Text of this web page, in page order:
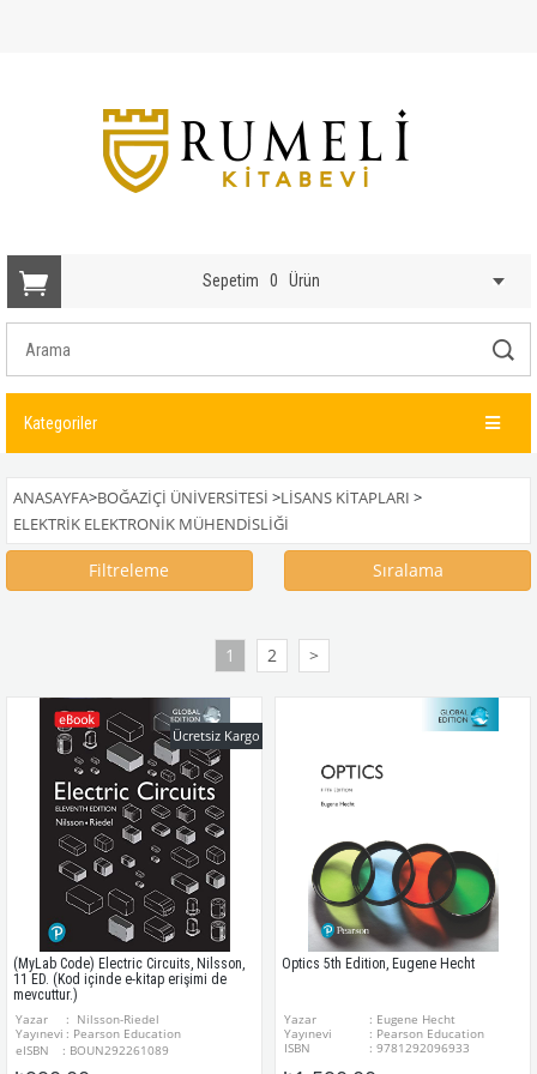
Sepetim 0 Ürün
Kategoriler
ANASAYFA>BOĞAZİÇİ ÜNİVERSİTESİ >LISANS KITAPLARI >
ELEKTRIK ELEKTRONIK MÜHENDISLIĞI
Filtreleme Sıralama
1 2 >
(MyLab Code) Electric Circuits, Nilsson,
11 ED. (Kod içinde e-kitap erişimi de
mevcuttur.)
Yazar
: Nilsson-Riedel
Yayınevi : Pearson Education
eISBN
: BOUN292261089
Ücretsiz Kargo
Optics 5th Edition, Eugene Hecht
Yazar
: Eugene Hecht
Yayınevi
: Pearson Education
ISBN
: 9781292096933